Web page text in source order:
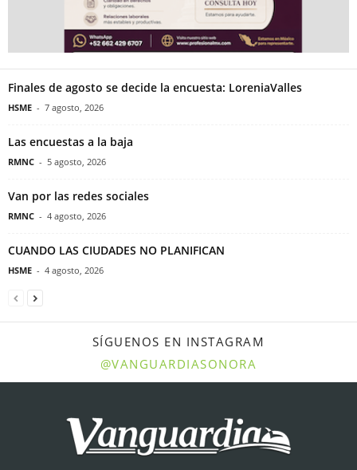
Finales de agosto se decide la encuesta: LoreniaValles
HSME - 7 agosto, 2026
Las encuestas a la baja
RMNC - 5 agosto, 2026
Van por las redes sociales
RMNC - 4 agosto, 2026
CUANDO LAS CIUDADES NO PLANIFICAN
HSME - 4 agosto, 2026
SÍGUENOS EN INSTAGRAM
@VANGUARDIASONORA